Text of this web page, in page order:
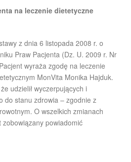
na leczenie dietetyczne
z dnia 6 listopada 2008 r. o
Praw Pacjenta (Dz. U. 2009 r. Nr
wyraża zgodę na leczenie
MonVita Monika Hajduk.
udzielił wyczerpujących i
do stanu zdrowia – zgodnie z
O wszelkich zmianach
powiadomić